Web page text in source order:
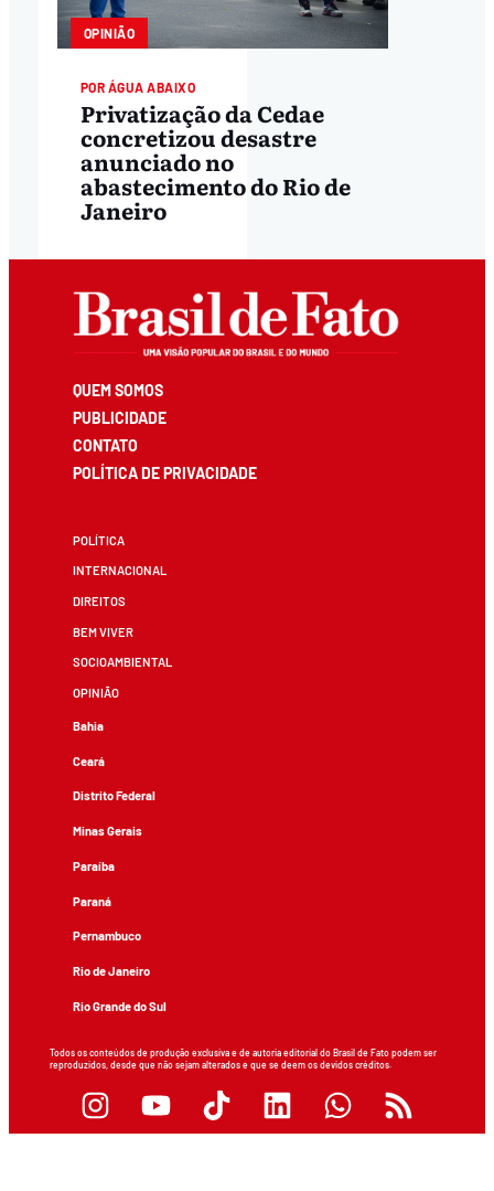
OPINIÃO
POR ÁGUA ABAIXO
Privatização da Cedae
concretizou desastre
anunciado no
abastecimento do Rio de
Janeiro
QUEM SOMOS
PUBLICIDADE
CONTATO
POLÍTICA DE PRIVACIDADE
POLÍTICA
INTERNACIONAL
DIREITOS
BEM VIVER
SOCIOAMBIENTAL
OPINIÃO
Bahia
Ceará
Distrito Federal
Minas Gerais
Paraíba
Paraná
Pernambuco
Rio de Janeiro
Rio Grande do Sul
Todos os conteúdos de produção exclusiva e de autoria editorial do Brasil de Fato podem ser
reproduzidos, desde que não sejam alterados e que se deem os devidos créditos.